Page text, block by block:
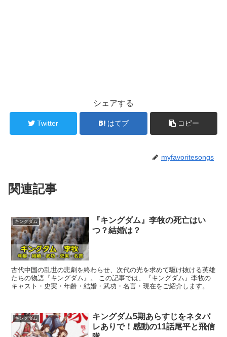
シェアする
Twitter はてブ コピー
myfavoritesongs
関連記事
キングダム
『キングダム』李牧の死亡はい
つ？結婚は？
古代中国の乱世の悲劇を終わらせ、次代の光を求めて駆け抜ける英雄
たちの物語『キングダム』。 この記事では、『キングダム』李牧の
キャスト・史実・年齢・結婚・武功・名言・現在をご紹介します。
キングダム
キングダム5期あらすじをネタバ
レありで！感動の11話尾平と飛信